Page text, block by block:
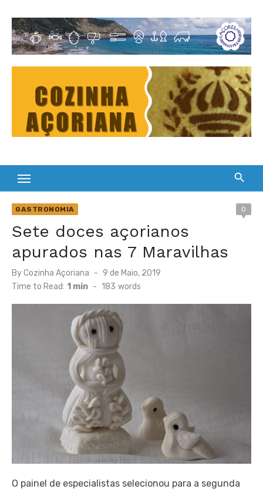
content
Cultura Gastronómica dos Açores
GASTRONOMIA 0
Sete doces açorianos
apurados nas 7 Maravilhas
ByCozinha Açoriana
Posted
on
9 de Maio, 2019
Time to Read: 1 min - 183 words
O painel de especialistas selecionou para a segunda